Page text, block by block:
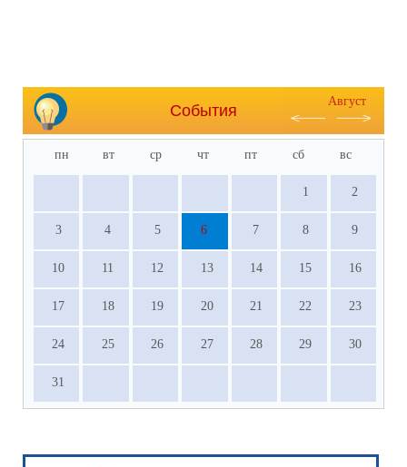
События
Август
пн вт ср чт пт сб вс
1 2
3 4 5 6 7 8 9
10 11 12 13 14 15 16
17 18 19 20 21 22 23
24 25 26 27 28 29 30
31